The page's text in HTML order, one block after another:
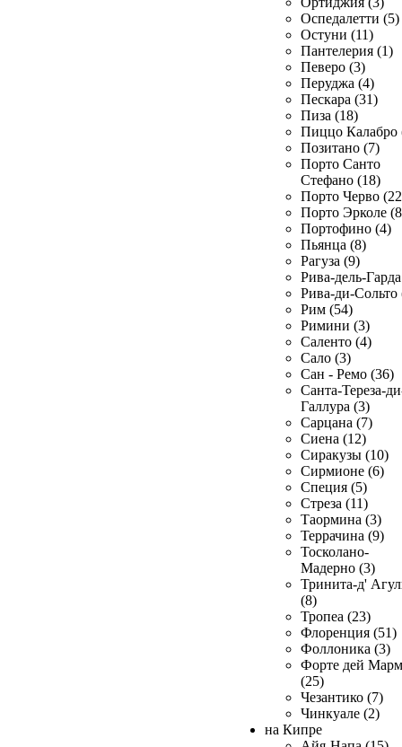
Оспедалетти (5)
Остуни (11)
Пантелерия (1)
Певеро (3)
Перуджа (4)
Пескара (31)
Пиза (18)
Пиццо Калабро
Позитано (7)
Порто Санто
Стефано (18)
Порто Черво
Порто Эрколе
Портофино (4)
Пьянца (8)
Рагуза (9)
Рива-дель-
Рива-ди-Сольто
Рим (54)
Римини (3)
Саленто (4)
Сало (3)
Сан - Ремо (36)
Санта-Тереза-
Галлура (3)
Сарцана (7)
Сиена (12)
Сиракузы (10)
Сирмионе (6)
Специя (5)
Стреза (11)
Таормина (3)
Террачина (9)
Тосколано-
Мадерно (3)
Тринита-д'
(8)
Тропеа (23)
Флоренция (51)
Фоллоника (3)
Форте дей
(25)
Чезантико (7)
Чинкуале (2)
на Кипре